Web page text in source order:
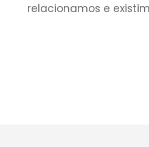
relacionamos e